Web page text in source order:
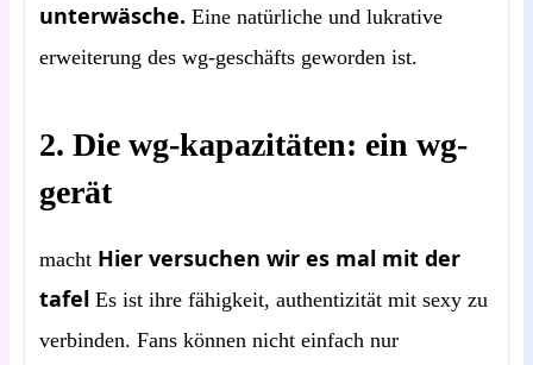
unterwäsche. Eine natürliche und lukrative
erweiterung des wg-geschäfts geworden ist.
2. Die wg-kapazitäten: ein wg-
gerät
macht Hier versuchen wir es mal mit der
tafel Es ist ihre fähigkeit, authentizität mit sexy zu
verbinden. Fans können nicht einfach nur